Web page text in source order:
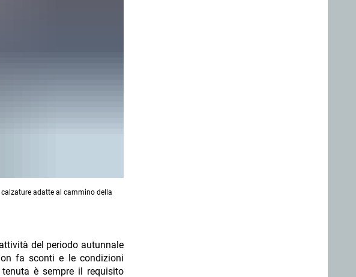
adatte al cammino della
del periodo autunnale
fa sconti e le condizioni
è sempre il requisito